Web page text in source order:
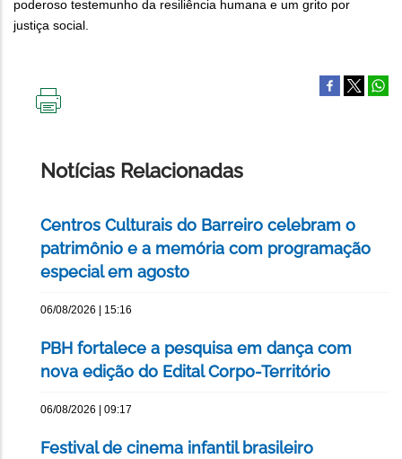
poderoso testemunho da resiliência humana e um grito por
justiça social.
Notícias Relacionadas
Centros Culturais do Barreiro celebram o
patrimônio e a memória com programação
especial em agosto
06/08/2026 | 15:16
PBH fortalece a pesquisa em dança com
nova edição do Edital Corpo-Território
06/08/2026 | 09:17
Festival de cinema infantil brasileiro